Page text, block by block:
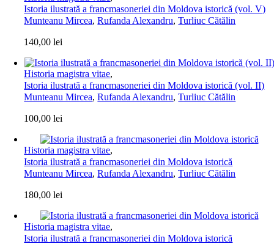
Istoria ilustrată a francmasoneriei din Moldova istorică (vol. V)
Munteanu Mircea,Rufanda Alexandru,Turliuc Cătălin
140,00lei
Historia magistra vitae,
Istoria ilustrată a francmasoneriei din Moldova istorică (vol. II)
Munteanu Mircea,Rufanda Alexandru,Turliuc Cătălin
100,00lei
Historia magistra vitae,
Istoria ilustrată a francmasoneriei din Moldova istorică
Munteanu Mircea,Rufanda Alexandru,Turliuc Cătălin
180,00lei
Historia magistra vitae,
Istoria ilustrată a francmasoneriei din Moldova istorică